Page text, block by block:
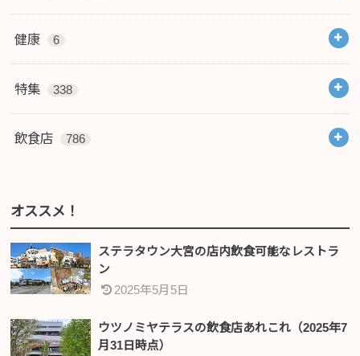
健康 6
特集 338
飲食店 786
オススメ！
ステラタウン大宮の店内飲食可能なレストラ
ン
2025年5月5日
ウツノミヤテラスの飲食店あれこれ（2025年7
月31日時点）